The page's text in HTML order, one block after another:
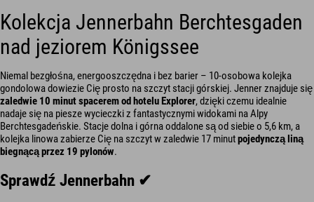
Kolekcja Jennerbahn Berchtesgaden
nad jeziorem Königssee
Niemal bezgłośna, energooszczędna i bez barier – 10-osobowa kolejka
gondolowa dowiezie Cię prosto na szczyt stacji górskiej. Jenner znajduje się
zaledwie 10 minut spacerem od hotelu Explorer, dzięki czemu idealnie
nadaje się na piesze wycieczki z fantastycznymi widokami na Alpy
Berchtesgadeńskie. Stacje dolna i górna oddalone są od siebie o 5,6 km, a
kolejka linowa zabierze Cię na szczyt w zaledwie 17 minutpojedynczą liną
biegnącą przez 19 pylonów.
Sprawdź Jennerbahn ✔